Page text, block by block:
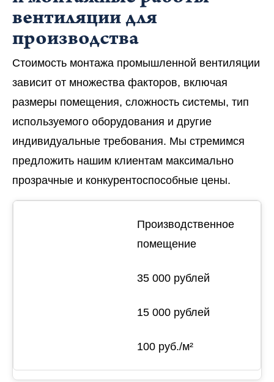
вентиляции для
производства
Стоимость монтажа промышленной вентиляции
зависит от множества факторов, включая
размеры помещения, сложность системы, тип
используемого оборудования и другие
индивидуальные требования. Мы стремимся
предложить нашим клиентам максимально
прозрачные и конкурентоспособные цены.
Производственное
помещение
35 000 рублей
15 000 рублей
100 руб./м²